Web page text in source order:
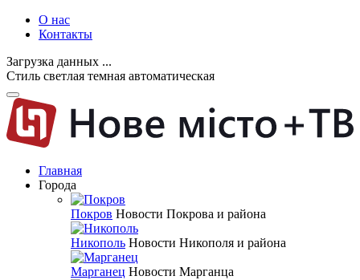
О нас
Контакты
Загрузка данных ...
Стиль светлая темная автоматическая
Главная
Города
Покров Новости Покрова и района
Никополь Новости Никополя и района
Марганец Новости Марганца